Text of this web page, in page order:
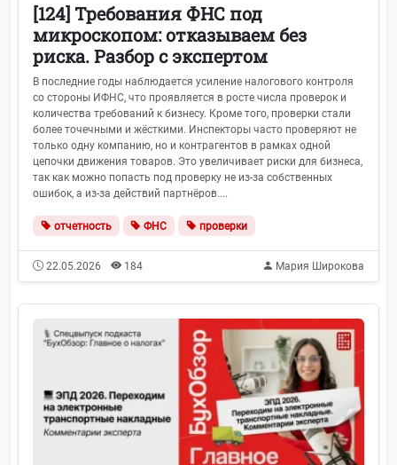
[124] Требования ФНС под
микроскопом: отказываем без
риска. Разбор с экспертом
В последние годы наблюдается усиление налогового контроля
со стороны ИФНС, что проявляется в росте числа проверок и
количества требований к бизнесу. Кроме того, проверки стали
более точечными и жёсткими. Инспекторы часто проверяют не
только одну компанию, но и контрагентов в рамках одной
цепочки движения товаров. Это увеличивает риски для бизнеса,
так как можно попасть под проверку не из-за собственных
ошибок, а из-за действий партнёров....
отчетность ФНС проверки
22.05.2026 184 Мария Широкова